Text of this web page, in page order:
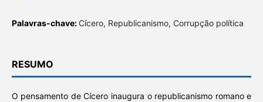
Palavras-chave: Cícero, Republicanismo, Corrupção política
RESUMO
O pensamento de Cícero inaugura o republicanismo romano e